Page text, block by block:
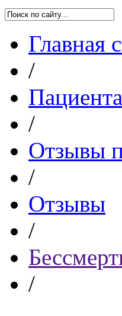
Главная
/
/
Отзывы
/
Отзывы
/
/